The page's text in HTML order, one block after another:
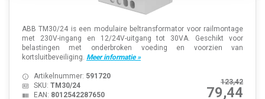
ABB TM30/24 is een modulaire beltransformator voor railmontage
met 230V-ingang en 12/24V-uitgang tot 30VA. Geschikt voor
belastingen met onderbroken voeding en voorzien van
kortsluitbeveiliging. Meer informatie »
123,42
79,44
Artikelnummer: 591720
SKU: TM30/24
EAN: 8012542287650